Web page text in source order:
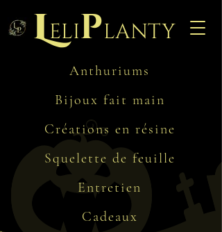
Leliplanty
Anthuriums
Bijoux fait main
Créations en résine
Squelette de feuille
Entretien
Cadeaux